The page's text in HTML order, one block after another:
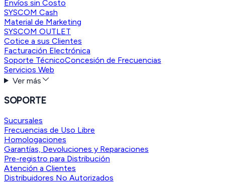
Envíos sin Costo
SYSCOM Cash
Material de Marketing
SYSCOM OUTLET
Cotice a sus Clientes
Facturación Electrónica
Soporte TécnicoConcesión de Frecuencias
Servicios Web
Ver más
SOPORTE
Sucursales
Frecuencias de Uso Libre
Homologaciones
Garantías, Devoluciones y Reparaciones
Pre-registro para Distribución
Atención a Clientes
Distribuidores No Autorizados